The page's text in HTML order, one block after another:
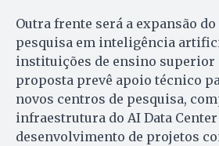
Outra frente será a expansão
pesquisa em inteligência
instituições de ensino superior
proposta prevê apoio técnico
novos centros de pesquisa,
infraestrutura do AI Data Center
desenvolvimento de projetos